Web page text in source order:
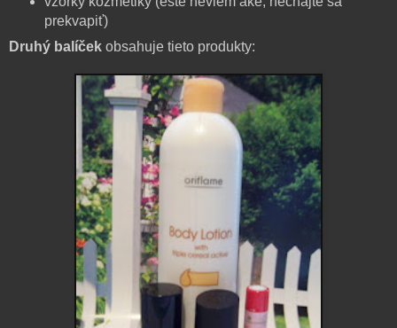
prekvapiť)
Druhý balíček obsahuje tieto produkty: